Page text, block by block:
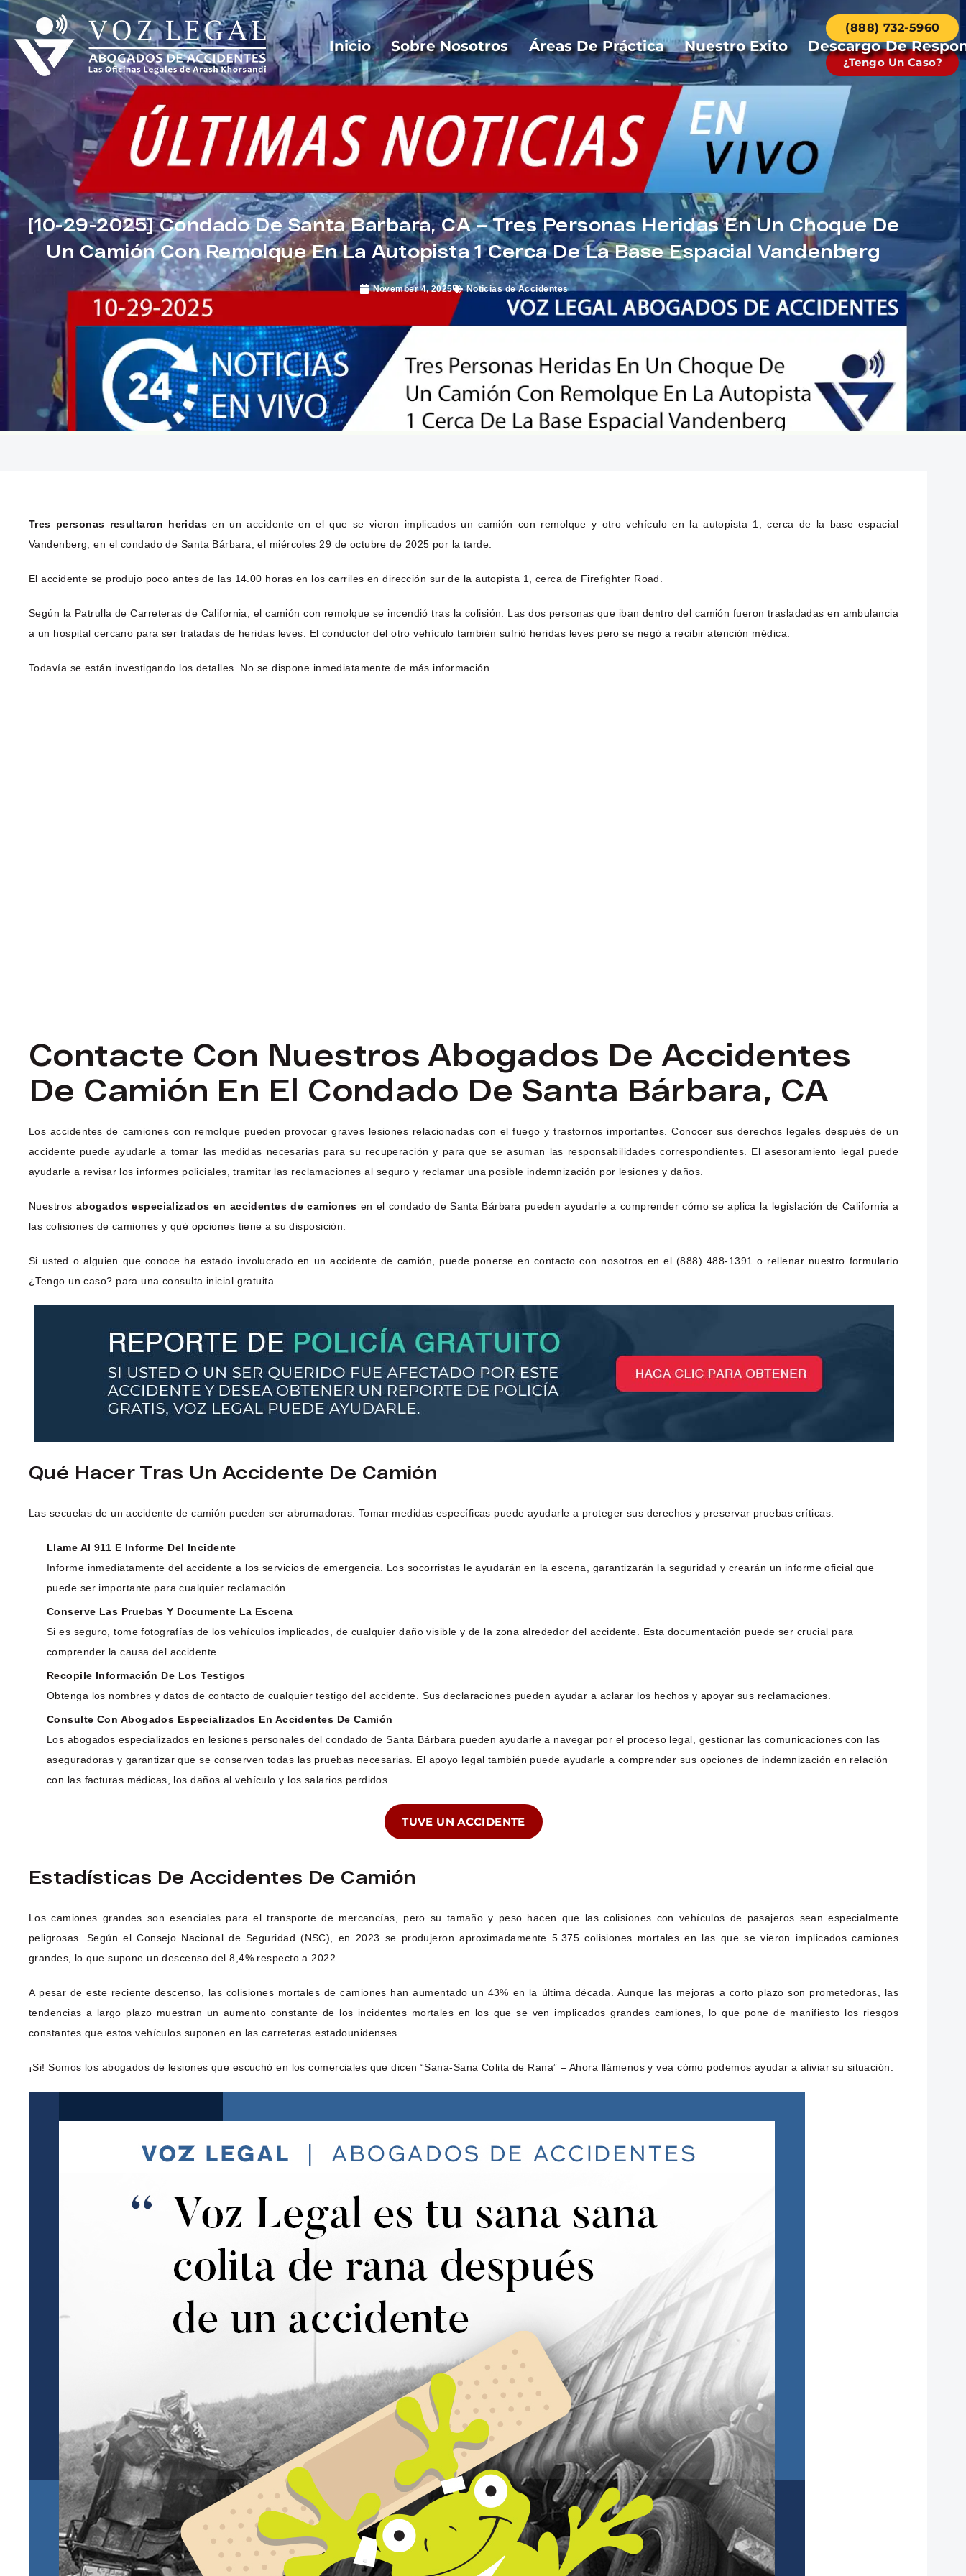
Inicio Sobre Nosotros Áreas De Práctica Nuestro Exito Descargo De
(888) 732-5960
¿Tengo Un Caso?
[10-29-2025] Condado De Santa Barbara, CA – Tres Personas Heridas En Un Choque De
Un Camión Con Remolque En La Autopista 1 Cerca De La Base Espacial Vandenberg
November 4, 2025 Noticias de Accidentes
Tres personas resultaron heridas en un accidente en el que se vieron implicados un camión con remolque y otro vehículo en la autopista 1, cerca de la base espacial
Vandenberg, en el condado de Santa Bárbara, el miércoles 29 de octubre de 2025 por la tarde.
El accidente se produjo poco antes de las 14.00 horas en los carriles en dirección sur de la autopista 1, cerca de Firefighter Road.
Según la Patrulla de Carreteras de California, el camión con remolque se incendió tras la colisión. Las dos personas que iban dentro del camión fueron trasladadas en ambulancia
a un hospital cercano para ser tratadas de heridas leves. El conductor del otro vehículo también sufrió heridas leves pero se negó a recibir atención médica.
Todavía se están investigando los detalles. No se dispone inmediatamente de más información.
Contacte Con Nuestros Abogados De Accidentes
De Camión En El Condado De Santa Bárbara, CA
Los accidentes de camiones con remolque pueden provocar graves lesiones relacionadas con el fuego y trastornos importantes. Conocer sus derechos legales después de un
accidente puede ayudarle a tomar las medidas necesarias para su recuperación y para que se asuman las responsabilidades correspondientes. El asesoramiento legal puede
ayudarle a revisar los informes policiales, tramitar las reclamaciones al seguro y reclamar una posible indemnización por lesiones y daños.
Nuestros abogados especializados en accidentes de camiones en el condado de Santa Bárbara pueden ayudarle a comprender cómo se aplica la legislación de California a
las colisiones de camiones y qué opciones tiene a su disposición.
Si usted o alguien que conoce ha estado involucrado en un accidente de camión, puede ponerse en contacto con nosotros en el (888) 488-1391 o rellenar nuestro formulario
¿Tengo un caso? para una consulta inicial gratuita.
Qué Hacer Tras Un Accidente De Camión
Las secuelas de un accidente de camión pueden ser abrumadoras. Tomar medidas específicas puede ayudarle a proteger sus derechos y preservar pruebas críticas.
Llame Al 911 E Informe Del Incidente
Informe inmediatamente del accidente a los servicios de emergencia. Los socorristas le ayudarán en la escena, garantizarán la seguridad y crearán un informe oficial que
puede ser importante para cualquier reclamación.
Conserve Las Pruebas Y Documente La Escena
Si es seguro, tome fotografías de los vehículos implicados, de cualquier daño visible y de la zona alrededor del accidente. Esta documentación puede ser crucial para
comprender la causa del accidente.
Recopile Información De Los Testigos
Obtenga los nombres y datos de contacto de cualquier testigo del accidente. Sus declaraciones pueden ayudar a aclarar los hechos y apoyar sus reclamaciones.
Consulte Con Abogados Especializados En Accidentes De Camión
Los abogados especializados en lesiones personales del condado de Santa Bárbara pueden ayudarle a navegar por el proceso legal, gestionar las comunicaciones con las
aseguradoras y garantizar que se conserven todas las pruebas necesarias. El apoyo legal también puede ayudarle a comprender sus opciones de indemnización en relación
con las facturas médicas, los daños al vehículo y los salarios perdidos.
TUVE UN ACCIDENTE
Estadísticas De Accidentes De Camión
Los camiones grandes son esenciales para el transporte de mercancías, pero su tamaño y peso hacen que las colisiones con vehículos de pasajeros sean especialmente
peligrosas. Según el Consejo Nacional de Seguridad (NSC), en 2023 se produjeron aproximadamente 5.375 colisiones mortales en las que se vieron implicados camiones
grandes, lo que supone un descenso del 8,4% respecto a 2022.
A pesar de este reciente descenso, las colisiones mortales de camiones han aumentado un 43% en la última década. Aunque las mejoras a corto plazo son prometedoras, las
tendencias a largo plazo muestran un aumento constante de los incidentes mortales en los que se ven implicados grandes camiones, lo que pone de manifiesto los riesgos
constantes que estos vehículos suponen en las carreteras estadounidenses.
¡Si! Somos los abogados de lesiones que escuchó en los comerciales que dicen “Sana-Sana Colita de Rana” – Ahora llámenos y vea cómo podemos ayudar a aliviar su situación.